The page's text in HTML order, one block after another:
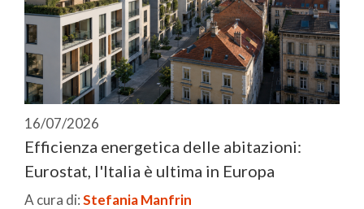
16/07/2026
Efficienza energetica delle abitazioni:
Eurostat, l'Italia è ultima in Europa
A cura di:Stefania Manfrin